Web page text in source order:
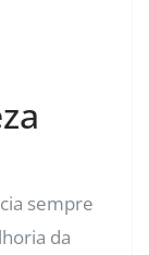
sempre
da